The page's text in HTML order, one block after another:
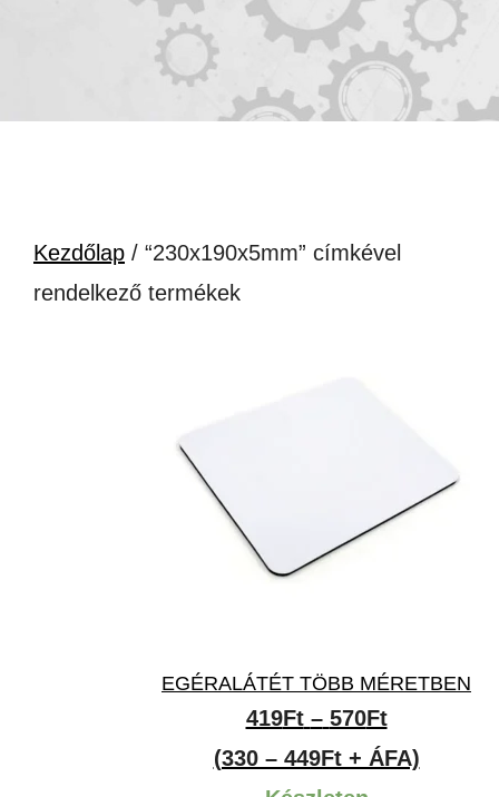
Kezdőlap / “230x190x5mm” címkével
rendelkező termékek
EGÉRALÁTÉT TÖBB MÉRETBEN
419Ft – 570Ft
419Ft
(330 – 449Ft + ÁFA)